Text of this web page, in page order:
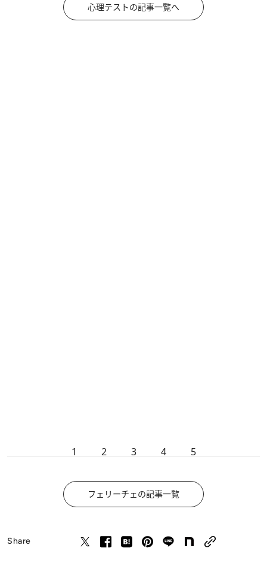
心理テストの記事一覧へ
1 2 3 4 5
フェリーチェの記事一覧
Share